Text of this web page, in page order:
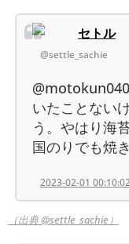
セトル
@settle_sachie
いたことない
う。やはり海
国のりでも焼
2023-02-01
（出典 @settle_sachie）